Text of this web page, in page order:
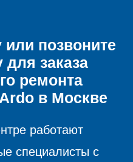
или позвоните
заказа
ремонта
в Москве
работают
специалисты с